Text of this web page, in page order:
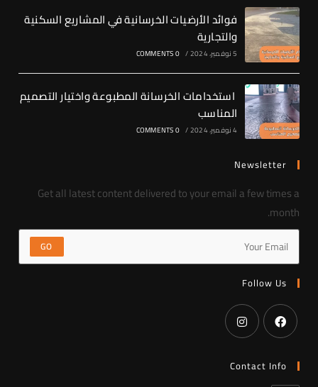
فوائد الأرضيات الخرسانية في المشاريع السكنية
والتجارية
5 نوفمبر، 2024 /
0 COMMENTS
استخدامات الخرسانة المطبوعة واختيار التصميم
المناسب
4 نوفمبر، 2024 /
0 COMMENTS
Newsletter
Get all latest content delivered to your email a few times a
month.
GO
Follow Us
Contact Info